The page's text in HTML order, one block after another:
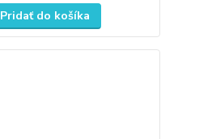
Pridať do košíka